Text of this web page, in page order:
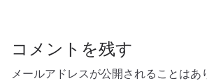
コメントを残す
メールアドレスが公開されることはあ